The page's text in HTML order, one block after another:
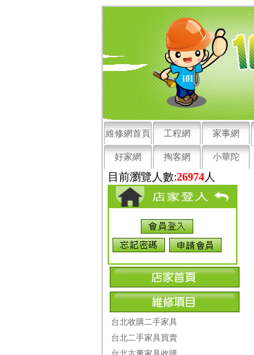
維修網首頁 工程網 家事網
好家網 掏客網 小華陀
目前瀏覽人數:26974人
台北收購二手家具
台北二手家具買賣